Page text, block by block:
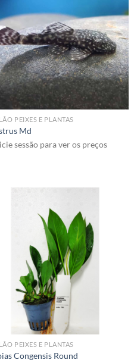
PEIXES E PLANTAS
Md
sessão para ver os preços
PEIXES E PLANTAS
Congensis Round